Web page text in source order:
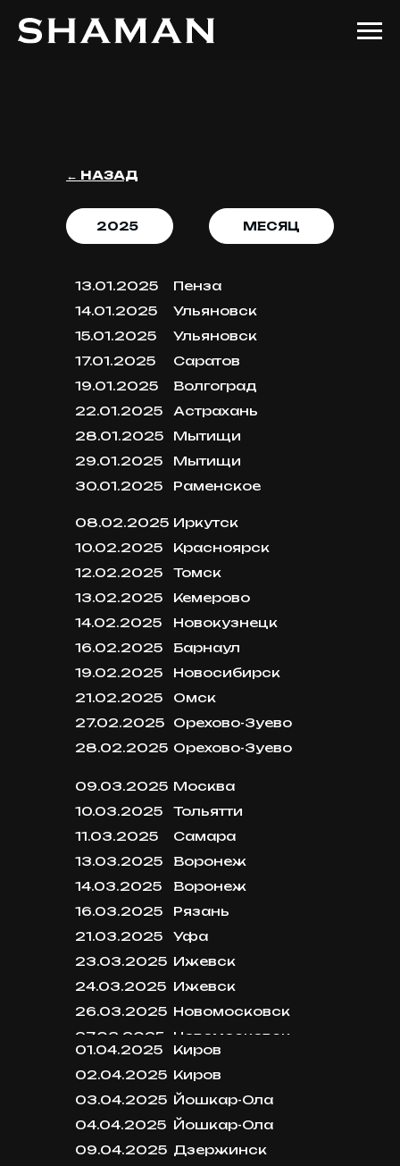
МЕСЯЦ
2025
← НАЗАД
13.01.2025
14.01.2025
15.01.2025
17.01.2025
19.01.2025
22.01.2025
28.01.2025
29.01.2025
30.01.2025
Пенза
Ульяновск
Ульяновск
Саратов
Волгоград
Астрахань
Мытищи
Мытищи
Раменское
08.02.2025
10.02.2025
12.02.2025
13.02.2025
14.02.2025
16.02.2025
19.02.2025
21.02.2025
27.02.2025
28.02.2025
Иркутск
Красноярск
Томск
Кемерово
Новокузнецк
Барнаул
Новосибирск
Омск
Орехово-Зуево
Орехово-Зуево
09.03.2025
10.03.2025
11.03.2025
13.03.2025
14.03.2025
16.03.2025
21.03.2025
23.03.2025
24.03.2025
26.03.2025
27.03.2025
Москва
Тольятти
Самара
Воронеж
Воронеж
Рязань
Уфа
Ижевск
Ижевск
Новомосковск
Новомосковск
01.04.2025
02.04.2025
03.04.2025
04.04.2025
09.04.2025
Киров
Киров
Йошкар-Ола
Йошкар-Ола
Дзержинск